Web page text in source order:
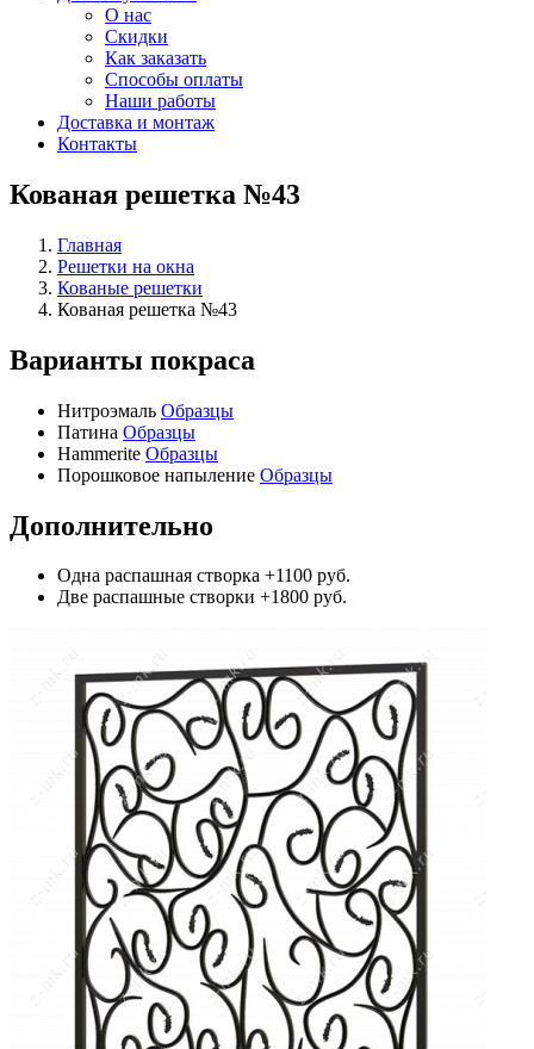
О нас
Скидки
Как заказать
Способы оплаты
Наши работы
Доставка и монтаж
Контакты
Кованая решетка №43
Главная
Решетки на окна
Кованые решетки
Кованая решетка №43
Варианты покраса
Нитроэмаль Образцы
Патина Образцы
Hammerite Образцы
Порошковое напыление Образцы
Дополнительно
Одна распашная створка +1100 руб.
Две распашные створки +1800 руб.